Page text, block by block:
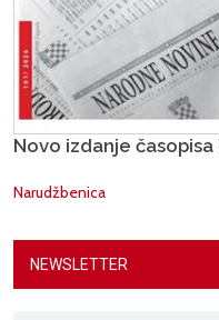
Novo izdanje
Narudžbenica
NEWSLETTER